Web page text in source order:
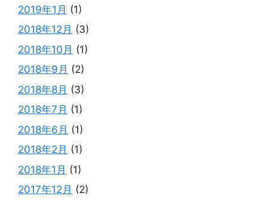
2019年1月 (1)
2018年12月 (3)
2018年10月 (1)
2018年9月 (2)
2018年8月 (3)
2018年7月 (1)
2018年6月 (1)
2018年2月 (1)
2018年1月 (1)
2017年12月 (2)